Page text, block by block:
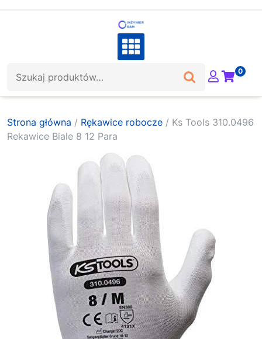
0
Strona główna / Rękawice robocze / Ks Tools 310.0496
Rekawice Biale 8 12 Para